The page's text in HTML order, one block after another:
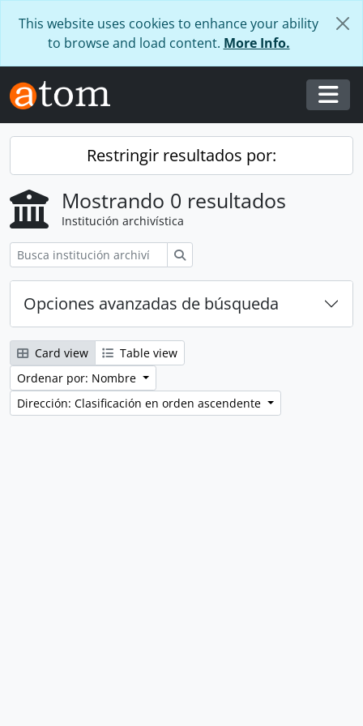
This website uses cookies to enhance your ability
to browse and load content. More Info.
Restringir resultados por:
Mostrando 0 resultados
Institución archivística
Opciones avanzadas de búsqueda
Card view
Table view
Ordenar por: Nombre
Dirección: Clasificación en orden ascendente